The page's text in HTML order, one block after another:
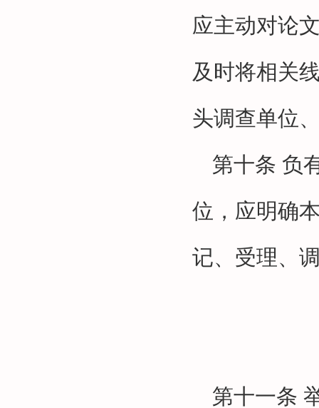
应主动对论
及时将相关
头调查单位
第十条 负
位，应明确
记、受理、
第十一条